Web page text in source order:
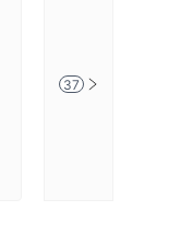
Nhà môi giới
37